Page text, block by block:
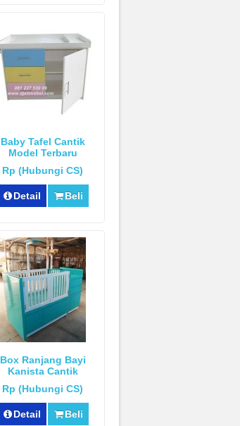
Baby Tafel Cantik
Model Terbaru
Rp (Hubungi CS)
Detail Beli
Box Ranjang Bayi
Kanista Cantik
Rp (Hubungi CS)
Detail Beli